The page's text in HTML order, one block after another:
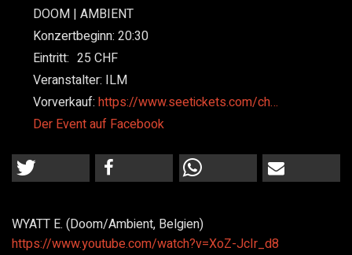
DOOM | AMBIENT
Konzertbeginn: 20:30
Eintritt: 25
Veranstalter: ILM
Vorverkauf: https://www.seetickets.com/ch…
Der Event auf Facebook
WYATT E. (Doom/Ambient, Belgien)
https://www.youtube.com/watch?v=XoZ-JcIr_d8